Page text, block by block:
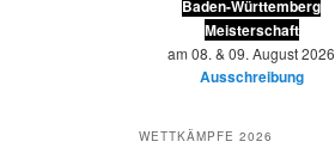
Baden-Württemberg
Meisterschaft
am 08. & 09. August 2026
Ausschreibung
WETTKÄMPFE 2026